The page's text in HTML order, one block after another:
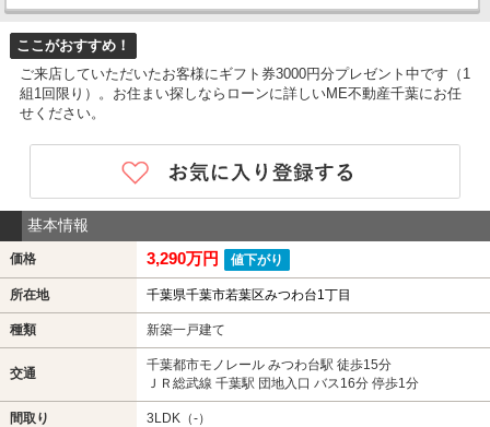
ここがおすすめ！
ご来店していただいたお客様にギフト券3000円分プレゼント中です（1
組1回限り）。お住まい探しならローンに詳しいME不動産千葉にお任
せください。
基本情報
価格 3,290万円 値下がり
所在地 千葉県千葉市若葉区みつわ台1丁目
種類 新築一戸建て
交通
千葉都市モノレール みつわ台駅 徒歩15分
ＪＲ総武線 千葉駅 団地入口 バス16分 停歩1分
間取り 3LDK（-）